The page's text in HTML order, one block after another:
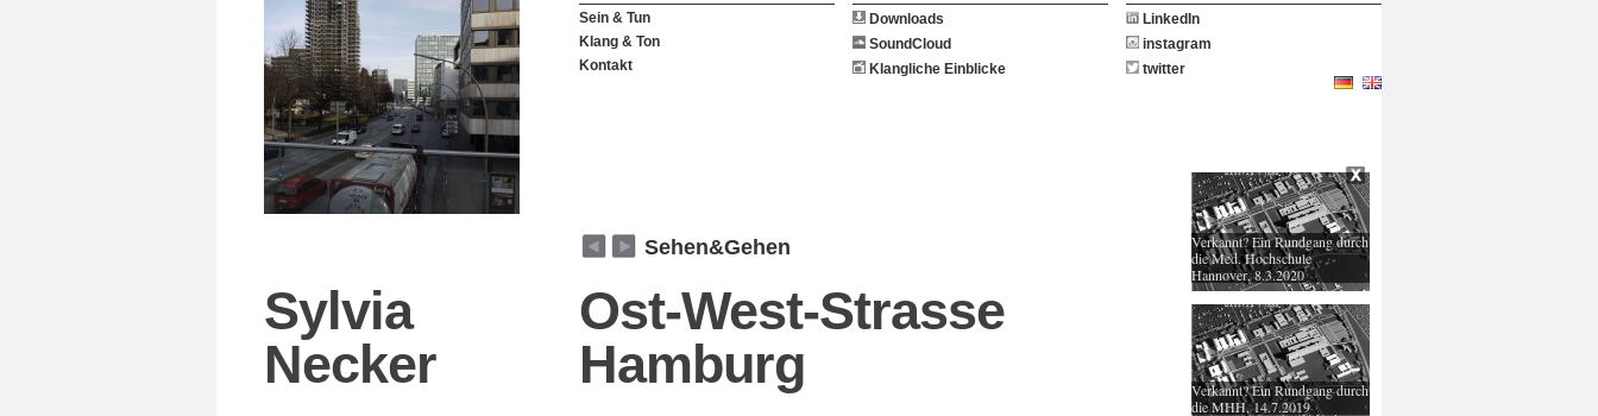
Sylvia
Necker
Sein & Tun
Klang & Ton
Kontakt
Downloads
SoundCloud
Klangliche Einblicke
LinkedIn
instagram
twitter
weiterzurück
Sehen&Gehen
Verkannt? Ein Rundgang durch
die Med. Hochschule
Hannover, 8.3.2020
Verkannt? Ein Rundgang durch
die MHH, 14.7.2019
Ost-West-Strasse
Hamburg